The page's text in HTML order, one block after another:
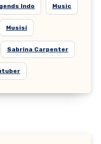
Indo Music
Musisi
Sabrina Carpenter